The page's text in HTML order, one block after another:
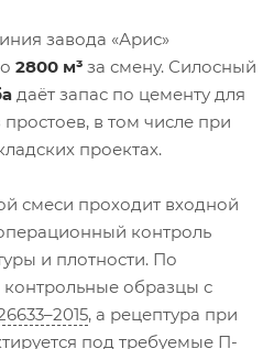
завода «Арис»
2800 м³ за смену. Силосный
даёт запас по цементу для
в том числе при
проектах.
смеси проходит входной
контроль
и плотности. По
образцы с
, а рецептура при
под требуемые П-